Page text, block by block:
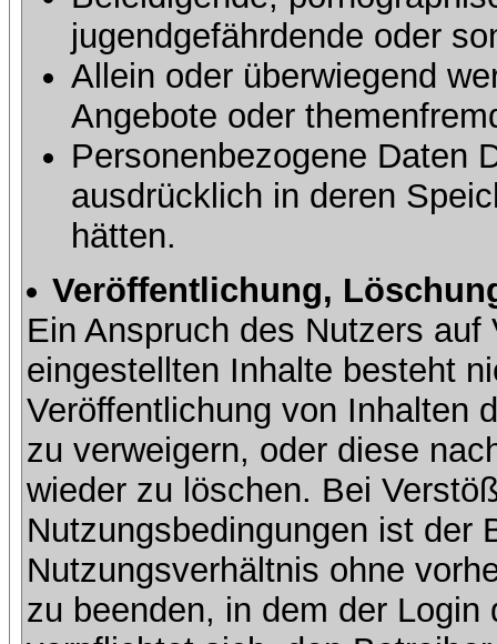
jugendgefährdende oder
Allein oder überwiegend
Angebote oder
Personenbezogene Daten
ausdrücklich in deren
hätten.
Veröffentlichung,
Ein Anspruch des Nutzers
eingestellten Inhalte besteht
Veröffentlichung von Inhalten
zu verweigern, oder diese
wieder zu löschen. Bei
Nutzungsbedingungen ist der
Nutzungsverhältnis ohne
zu beenden, in dem der